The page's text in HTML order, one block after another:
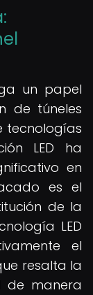
un papel
de túneles
tecnologías
LED ha
en
es el
de la
LED
el
resalta la
de manera